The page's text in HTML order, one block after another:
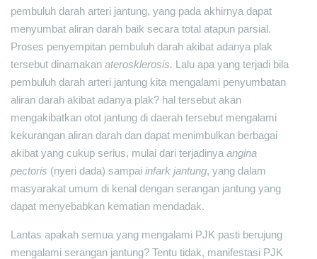
pembuluh darah arteri jantung, yang pada akhirnya dapat
menyumbat aliran darah baik secara total atapun parsial.
Proses penyempitan pembuluh darah akibat adanya plak
tersebut dinamakan aterosklerosis. Lalu apa yang terjadi bila
pembuluh darah arteri jantung kita mengalami penyumbatan
aliran darah akibat adanya plak? hal tersebut akan
mengakibatkan otot jantung di daerah tersebut mengalami
kekurangan aliran darah dan dapat menimbulkan berbagai
akibat yang cukup serius, mulai dari terjadinya angina
pectoris (nyeri dada) sampai infark jantung, yang dalam
masyarakat umum di kenal dengan serangan jantung yang
dapat menyebabkan kematian mendadak.
Lantas apakah semua yang mengalami PJK pasti berujung
mengalami serangan jantung? Tentu tidak, manifestasi PJK